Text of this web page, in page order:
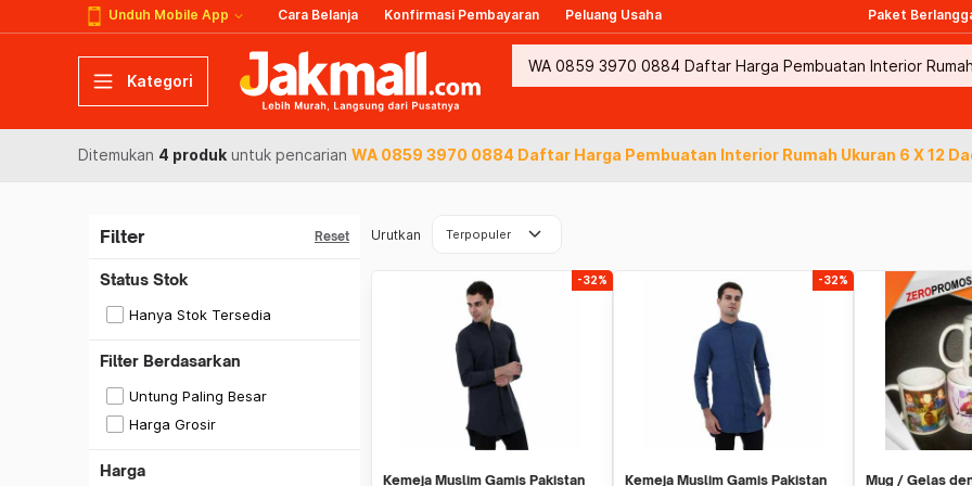
Unduh Mobile App Cara Belanja Konfirmasi Pembayaran Peluang Usaha Paket
Kategori
Ditemukan 4 produk untuk pencarian WA 0859 3970 0884 Daftar Harga Pembuatan Interior Rumah Ukuran 6 X 12
Filter Reset
Status Stok
Hanya Stok Tersedia
Filter Berdasarkan
Untung Paling Besar
Harga Grosir
Harga
Urutkan Terpopuler keyboard_arrow_down
-32%
Kemeja Muslim Gamis Pakistan
-32%
Kemeja Muslim Gamis Pakistan
Mug / Gelas